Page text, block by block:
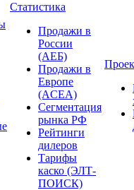
Статистика
Продажи в
России
(АЕБ)
Продажи в
Европе
(ACEA)
Сегментация
рынка РФ
Рейтинги
дилеров
Тарифы
каско (ЭЛТ-
ПОИСК)